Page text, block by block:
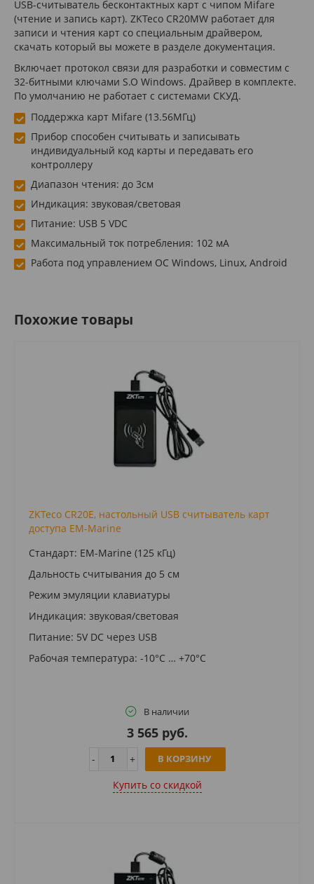
USB-считыватель бесконтактных карт с чипом Mifare
(чтение и запись карт). ZKTeco CR20MW работает для
записи и чтения карт со специальным драйвером,
cкачать который вы можете в разделе документация.
Включает протокол связи для разработки и совместим с
32-битными ключами S.O Windows. Драйвер в комплекте.
По умолчанию не работает с системами СКУД.
Поддержка карт Mifare (13.56МГц)
Прибор способен считывать и записывать
индивидуальный код карты и передавать его
контроллеру
Диапазон чтения: до 3см
Индикация: звуковая/световая
Питание: USB 5 VDC
Максимальный ток потребления: 102 мА
Работа под управлением ОС Windows, Linux, Android
Похожие товары
ZKTeco CR20E, настольный USB считыватель карт
доступа EM-Marine
Стандарт: EM-Marine (125 кГц)
Дальность считывания до 5 см
Режим эмуляции клавиатуры
Индикация: звуковая/световая
Питание: 5V DC через USB
Рабочая температура: -10°C … +70°C
В наличии
3 565 руб.
В КОРЗИНУ
Купить cо скидкой